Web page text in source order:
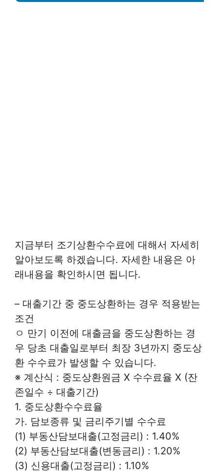
지금부터 조기상환수수료에 대해서 자세히
알아보도록 하겠습니다. 자세한 내용은 아
래내용을 확인하시면 됩니다.
– 대출기간 중 중도상환하는 경우 적용받는
조건
ㅇ 만기 이전에 대출금을 중도상환하는 경
우 당초 대출일로부터 최장 3년까지 중도상
환 수수료가 발생할 수 있습니다.
※ 계산식 : 중도상환원금 X 수수료율 X (잔
존일수 ÷ 대출기간)
1. 중도상환수수료율
가. 담보종류 및 금리주기별 수수료
(1) 부동산담보대출(고정금리) : 1.40%
(2) 부동산담보대출(변동금리) : 1.20%
(3) 신용대출(고정금리) : 1.10%